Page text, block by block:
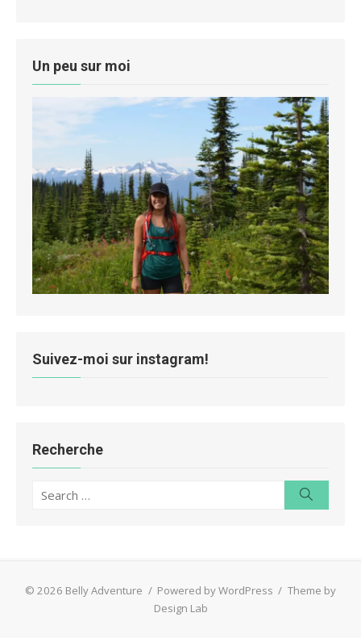
Un peu sur moi
Suivez-moi sur instagram!
Recherche
Search
© 2026 Belly Adventure / Powered by WordPress / Theme by
Design Lab